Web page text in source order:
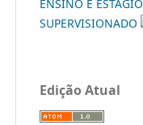
ENSINO E ESTÁGIO
SUPERVISIONADO
Edição Atual